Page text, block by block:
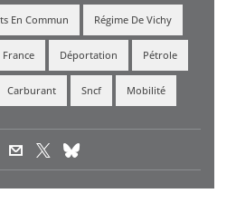
En Commun Régime De Vichy
France Déportation Pétrole
Carburant Sncf Mobilité
(link is external)(link is external)